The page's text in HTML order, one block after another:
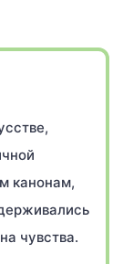
канонам,
чувства.